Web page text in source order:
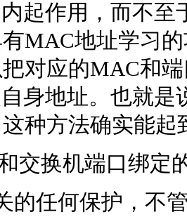
起作用，而不
MAC地址学习
对应的MAC和
身地址。也就
种方法确实能起
交换机端口绑定
的任何保护，不